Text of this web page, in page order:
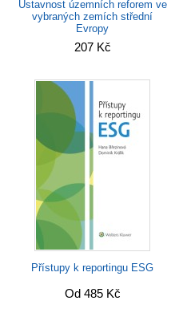
Ústavnost územních reforem ve
vybraných zemích střední
Evropy
207 Kč
Přístupy k reportingu ESG
Od 485 Kč